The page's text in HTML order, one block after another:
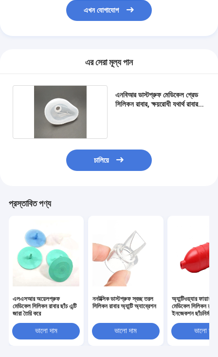
এখন যোগাযোগ
এর সেরা মূল্য পান
এনবিআর ডাস্টপ্রুফ মেডিকেল গ্রেড
সিলিকন রাবার, ক্ষয়রোধী যথার্থ রাবার
চালিয়ে
প্রস্তাবিত পণ্য
এলএসআর অয়েলপ্রুফ
মেডিকেল সিলিকন রাবার ছাঁচ এন্টি
জারা তৈরি করে
ভালো দাম
ননটক্সিক ডাস্টপ্রুফ স্বচ্ছ তরল
সিলিকন রাবার অ্যান্টি অ্যাব্রেশন
ভালো দাম
অ্যান্টিওয়্যার
মেডিকেল সিলিকন রাবার
ইনজেকশন ছাঁচনির্মাণ
ভালো দাম